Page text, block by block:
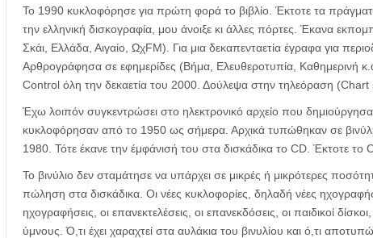
Το 1990 κυκλοφόρησε για πρώτη φορά το βιβλίο. Έκτοτε τα
την ελληνική δισκογραφία, μου άνοιξε κι άλλες πόρτες. Έκανα
Σκάι, Ελλάδα, Αιγαίο, ΩχFM). Για μια δεκαπενταετία έγραφα για
Αρθρογράφησα σε εφημερίδες (Βήμα, Ελευθεροτυπία,
Control όλη την δεκαετία του 2000. Δούλεψα στην τηλεόραση
Έχω λοιπόν συγκεντρώσει στο ηλεκτρονικό αρχείο που
κυκλοφόρησαν από το 1950 ως σήμερα. Αρχικά τυπώθηκαν σε
1980. Τότε έκανε την έμφάνισή του στα δισκάδικα το CD. Έκτοτε το
Το βινύλιο δεν σταμάτησε να υπάρχει σε μικρές ή μικρότερες
πώληση στα δισκάδικα. Οι νέες κυκλοφορίες, δηλαδή νέες
ηχογραφήσεις, οι επανεκτελέσεις, οι επανεκδόσεις, οι παιδικοί
ύμνους. Ό,τι έχει χαραχτεί στα αυλάκια του βινυλίου και ό,τι